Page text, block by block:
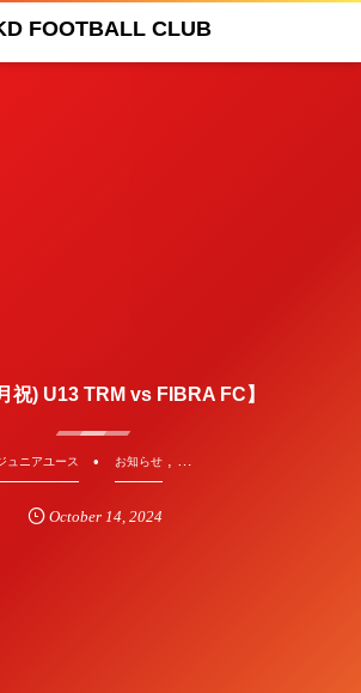
FOOTBALL CLUB
祝) U13 TRM vs FIBRA FC】
ュニアユース お知らせ, …
October 14 ,2024